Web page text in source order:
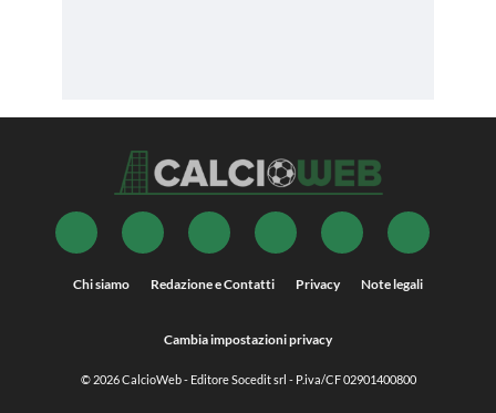
Chi siamo Redazione e Contatti Privacy Note legali
Cambia impostazioni privacy
© 2026CalcioWeb- Editore Socedit srl - P.iva/CF 02901400800